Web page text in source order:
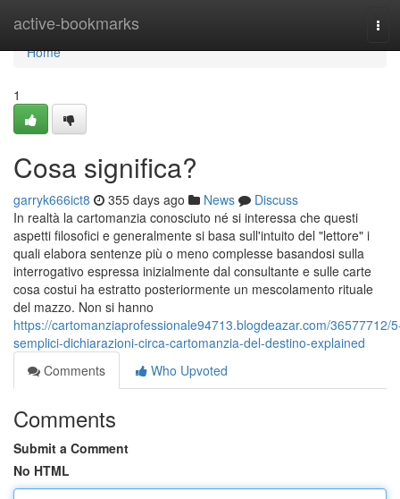
active-bookmarks
Home
Home
1
Cosa significa?
garryk666ict8 355 days ago News
Discuss
In realtà la cartomanzia conosciuto né si interessa che questi
aspetti filosofici e generalmente si basa sull'intuito del "lettore" i
quali elabora sentenze più o meno complesse basandosi sulla
interrogativo espressa inizialmente dal consultante e sulle carte
cosa costui ha estratto posteriormente un mescolamento rituale
del mazzo. Non si hanno
https://cartomanziaprofessionale94713.blogdeazar.com/36577712/
semplici-dichiarazioni-circa-cartomanzia-del-destino-explained
Comments
Who Upvoted
Comments
Submit a Comment
No HTML